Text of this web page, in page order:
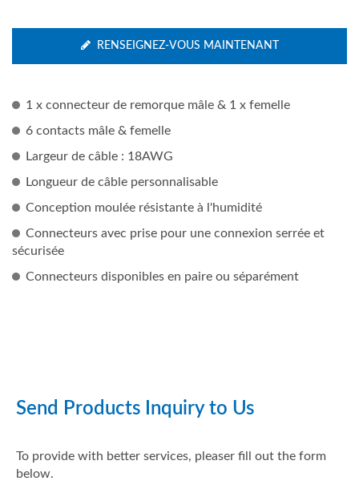
RENSEIGNEZ-VOUS MAINTENANT
1 x connecteur de remorque mâle & 1 x femelle
6 contacts mâle & femelle
Largeur de câble : 18AWG
Longueur de câble personnalisable
Conception moulée résistante à l'humidité
Connecteurs avec prise pour une connexion serrée et
sécurisée
Connecteurs disponibles en paire ou séparément